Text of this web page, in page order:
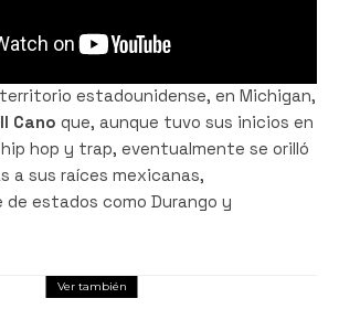
estadounidense, en Michigan,
Cano que, aunque tuvo sus inicios en
hop y trap, eventualmente se orilló
a sus raíces mexicanas,
estados como Durango y
Ver también